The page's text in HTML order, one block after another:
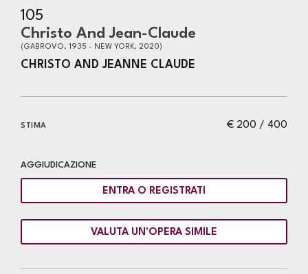
105
Christo And Jean-Claude
(GABROVO, 1935 - NEW YORK, 2020)
CHRISTO AND JEANNE CLAUDE
€ 200 / 400
STIMA
AGGIUDICAZIONE
ENTRA O REGISTRATI
VALUTA UN'OPERA SIMILE